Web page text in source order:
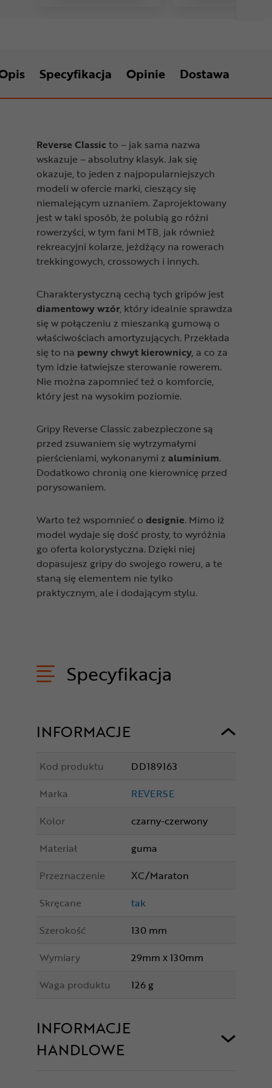
Specyfikacja Opinie Dostawa
Reverse Classic to – jak sama nazwa
wskazuje – absolutny klasyk. Jak się
okazuje, to jeden z najpopularniejszych
modeli w ofercie marki, cieszący się
niemalejącym uznaniem. Zaprojektowany
jest w taki sposób, że polubią go różni
rowerzyści, w tym fani MTB, jak również
rekreacyjni kolarze, jeżdżący na rowerach
trekkingowych, crossowych i innych.
Charakterystyczną cechą tych gripów jest
diamentowy wzór, który idealnie sprawdza
się w połączeniu z mieszanką gumową o
właściwościach amortyzujących. Przekłada
się to na pewny chwyt kierownicy, a co za
tym idzie łatwiejsze sterowanie rowerem.
Nie można zapomnieć też o komforcie,
który jest na wysokim poziomie.
Gripy Reverse Classic zabezpieczone są
przed zsuwaniem się wytrzymałymi
pierścieniami, wykonanymi z aluminium.
Dodatkowo chronią one kierownicę przed
porysowaniem.
Warto też wspomnieć o designie. Mimo iż
model wydaje się dość prosty, to wyróżnia
go oferta kolorystyczna. Dzięki niej
dopasujesz gripy do swojego roweru, a te
staną się elementem nie tylko
praktycznym, ale i dodającym stylu.
Specyfikacja
INFORMACJE
Kod produktu
DD189163
Marka
REVERSE
Kolor
czarny-czerwony
Materiał
guma
Przeznaczenie
XC/Maraton
Skręcane
tak
Szerokość
130 mm
Wymiary
29mm x 130mm
Waga produktu
126 g
INFORMACJE
HANDLOWE